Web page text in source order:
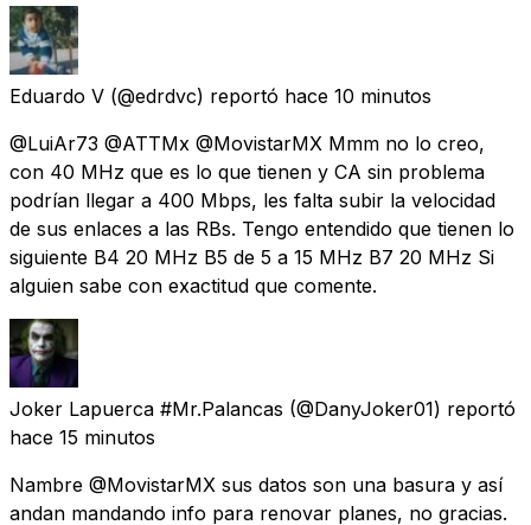
Eduardo V (@edrdvc) reportó hace 10 minutos
@LuiAr73 @ATTMx @MovistarMX Mmm no lo creo,
con 40 MHz que es lo que tienen y CA sin problema
podrían llegar a 400 Mbps, les falta subir la velocidad
de sus enlaces a las RBs. Tengo entendido que tienen lo
siguiente B4 20 MHz B5 de 5 a 15 MHz B7 20 MHz Si
alguien sabe con exactitud que comente.
Joker Lapuerca #Mr.Palancas (@DanyJoker01) reportó
hace 15 minutos
Nambre @MovistarMX sus datos son una basura y así
andan mandando info para renovar planes, no gracias.